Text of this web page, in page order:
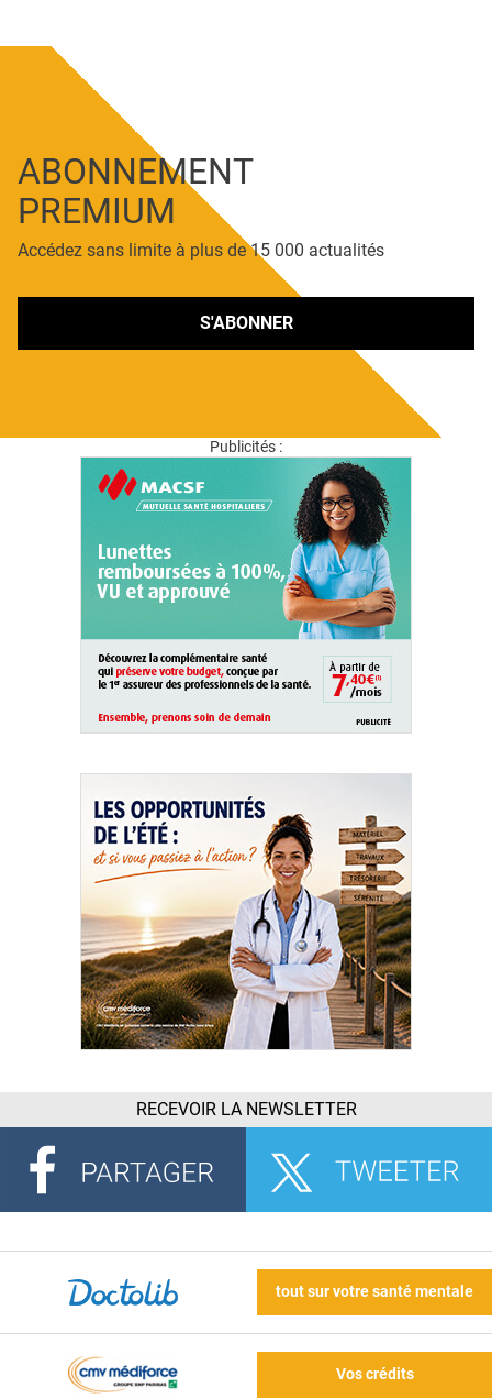
ABONNEMENT
PREMIUM
Accédez sans limite à plus de 15 000 actualités
S'ABONNER
Publicités :
RECEVOIR LA NEWSLETTER
tout sur votre santé mentale
Vos crédits